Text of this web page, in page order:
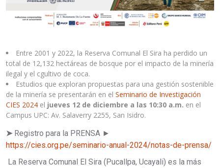
Entre 2001 y 2022, la Reserva Comunal El Sira ha perdido un
total de 12,132 hectáreas de bosque por el impacto de la minería
ilegal y el cgultivo de coca.
Estudios que exploran propuestas para una gestión sostenible
de la minería se presentarán en el Seminario de Investigación
CIES 2024 el jueves 12 de diciembre a las 10:30 a.m. en el
Campus UPC: Av. Salaverry 2255, San Isidro.
➤ Registro para la PRENSA ►
https://cies.org.pe/seminario-anual-2024/notas-de-prensa/
La Reserva Comunal El Sira (Pucallpa, Ucayali) es la más